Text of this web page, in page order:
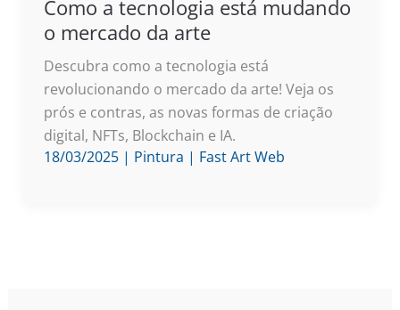
Como a tecnologia está mudando
o mercado da arte
Descubra como a tecnologia está
revolucionando o mercado da arte! Veja os
prós e contras, as novas formas de criação
digital, NFTs, Blockchain e IA.
18/03/2025 | Pintura | Fast Art Web